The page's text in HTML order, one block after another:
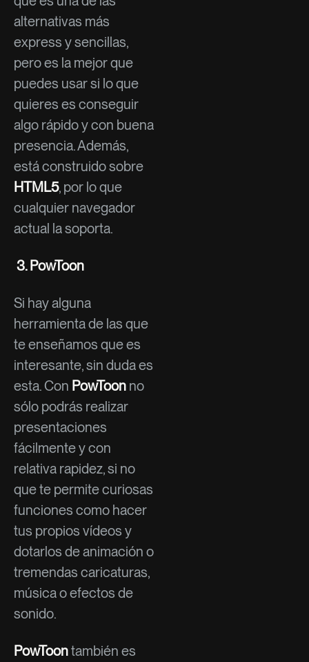
alternativas más
express y sencillas,
pero es la mejor que
puedes usar si lo que
quieres es conseguir
algo rápido y con buena
presencia. Además,
está construido sobre
HTML5, por lo que
cualquier navegador
actual la soporta.
3. PowToon
Si hay alguna
herramienta de las que
te enseñamos que es
interesante, sin duda es
esta. Con PowToon no
sólo podrás realizar
presentaciones
fácilmente y con
relativa rapidez, si no
que te permite curiosas
funciones como hacer
tus propios vídeos y
dotarlos de animación o
tremendas caricaturas,
música o efectos de
sonido.
PowToontambién es